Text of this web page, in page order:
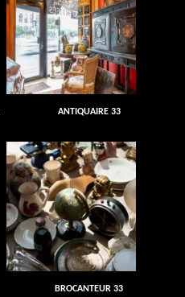
ANTIQUAIRE 33
BROCANTEUR 33